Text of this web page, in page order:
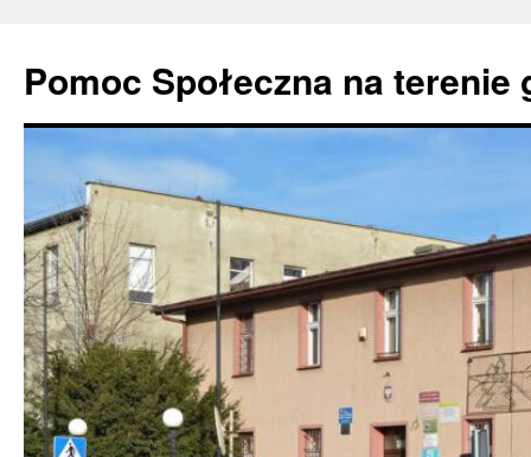
Pomoc Społeczna na terenie